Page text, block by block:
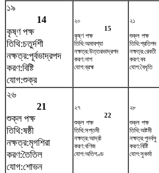
১৯
14
কৃষ্ণ পক্ষ
তিথি:চতুর্দশী
নক্ষত্র:পূর্বভাদ্রপদ
করণ:বিষ্টি
যোগ:শুক্র
২০
15
কৃষ্ণ পক্ষ
তিথি:অমাবশ্যা
নক্ষত্র:উত্তরভাদ্রপদ
করণ:নাগ
যোগ:ব্রহ্ম
২১
শুক্ল পক্ষ
তিথি:প্রতিপদ
নক্ষত্র:রেবতী
করণ:বব
যোগ:বৈধৃতি
২৬
21
শুক্ল পক্ষ
তিথি:ষষ্ঠী
নক্ষত্র:মৃগশিরা
করণ:তৈতিল
যোগ:শোভন
২৭
22
শুক্ল পক্ষ
তিথি:সপ্তমী
নক্ষত্র:আর্দ্রা
করণ:বণিজ
যোগ:অতিগণ্ড
২৮
শুক্ল পক্ষ
তিথি:অষ্টমী
নক্ষত্র:পুনর্বসু
করণ:বিষ্টি
যোগ:সুকর্মা